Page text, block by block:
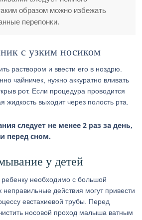
образом можно избежать
перепонки.
с узким носиком
раствором и ввести его в ноздрю.
чайничек, нужно аккуратно вливать
рот. Если процедура проводится
жидкость выходит через полость рта.
следует не менее 2 раз за день,
перед сном.
у детей
ребенку необходимо с большой
неправильные действия могут привести
евстахиевой трубы. Перед
носовой проход малыша ватным